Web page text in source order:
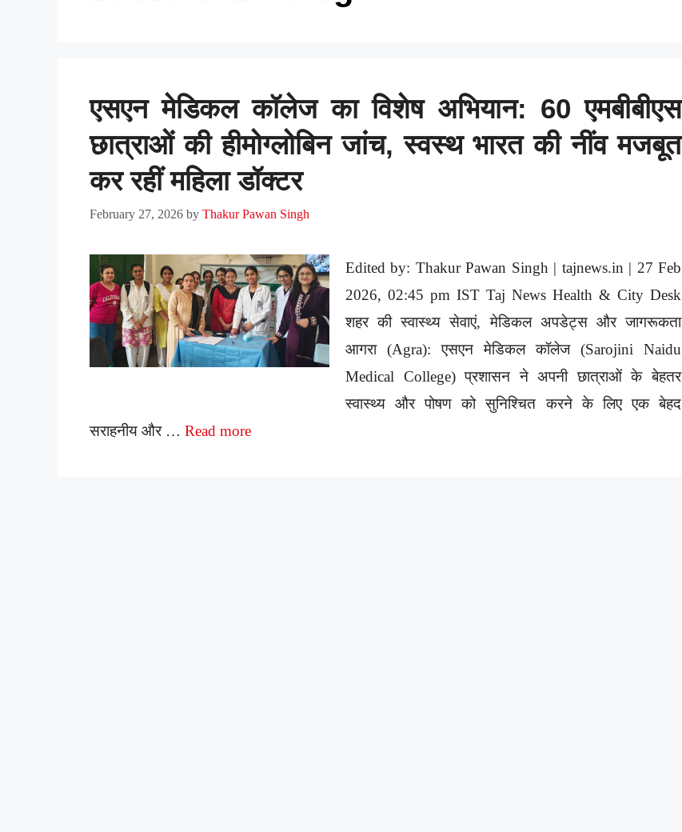
एसएन मेडिकल कॉलेज का विशेष अभियान: 60 एमबीबीएस
छात्राओं की हीमोग्लोबिन जांच, स्वस्थ भारत की नींव मजबूत
कर रहीं महिला डॉक्टर
February 27, 2026 by Thakur Pawan Singh
Edited by: Thakur Pawan Singh | tajnews.in | 27 Feb
2026, 02:45 pm IST Taj News Health & City Desk
शहर की स्वास्थ्य सेवाएं, मेडिकल अपडेट्स और जागरूकता
आगरा (Agra): एसएन मेडिकल कॉलेज (Sarojini Naidu
Medical College) प्रशासन ने अपनी छात्राओं के बेहतर
स्वास्थ्य और पोषण को सुनिश्चित करने के लिए एक बेहद
सराहनीय और … Read more